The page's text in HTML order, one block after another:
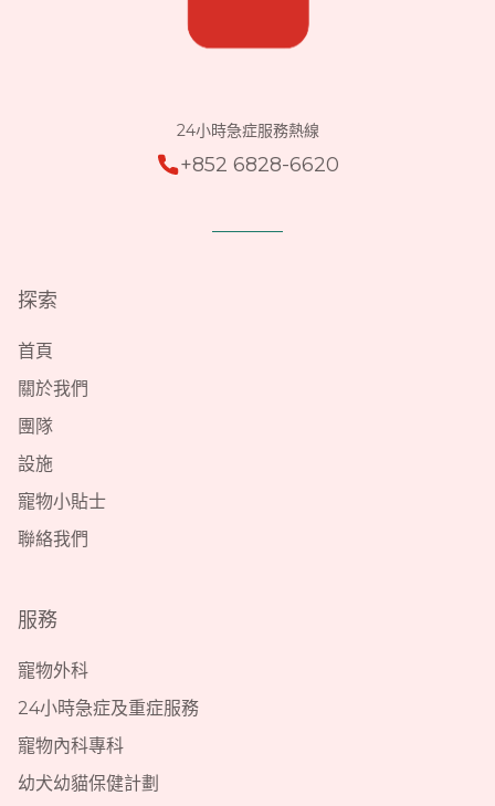
24小時急症服務熱線
+852 6828-6620
探索
首頁
關於我們
團隊
設施
寵物小貼士
聯絡我們
服務
寵物外科
24小時急症及重症服務
寵物內科專科
幼犬幼貓保健計劃